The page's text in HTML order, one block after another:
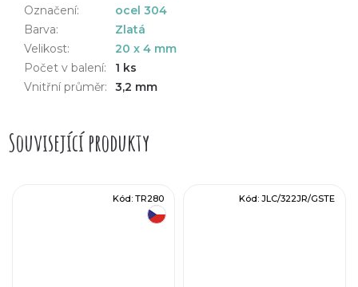
Označení:
ocel 304
Barva:
Zlatá
Velikost:
20 x 4 mm
Počet v balení:
1 ks
Vnitřní průměr: 3,2 mm
Související produkty
Kód: TR280 Kód: JLC/322JR/GSTE